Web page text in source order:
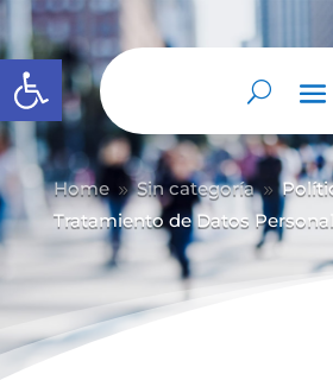
Abrir barra de herramientas
Home 9 Sin categoría 9
Tratamiento de Datos